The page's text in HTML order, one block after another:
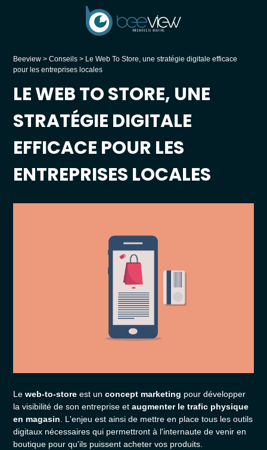
Beeview >Conseils > Le Web To Store, une stratégie digitale efficace
pour les entreprises locales
LE WEB TO STORE, UNE
STRATÉGIE DIGITALE
EFFICACE POUR LES
ENTREPRISES LOCALES
Leweb-to-store est unconcept marketing pour développer
la visibilité de son entreprise etaugmenter le trafic physique
en magasin . L'enjeu est ainsi de mettre en place tous les outils
digitaux nécessaires qui permettront à l'internaute de venir en
boutique pour qu'ils puissent acheter vos produits.